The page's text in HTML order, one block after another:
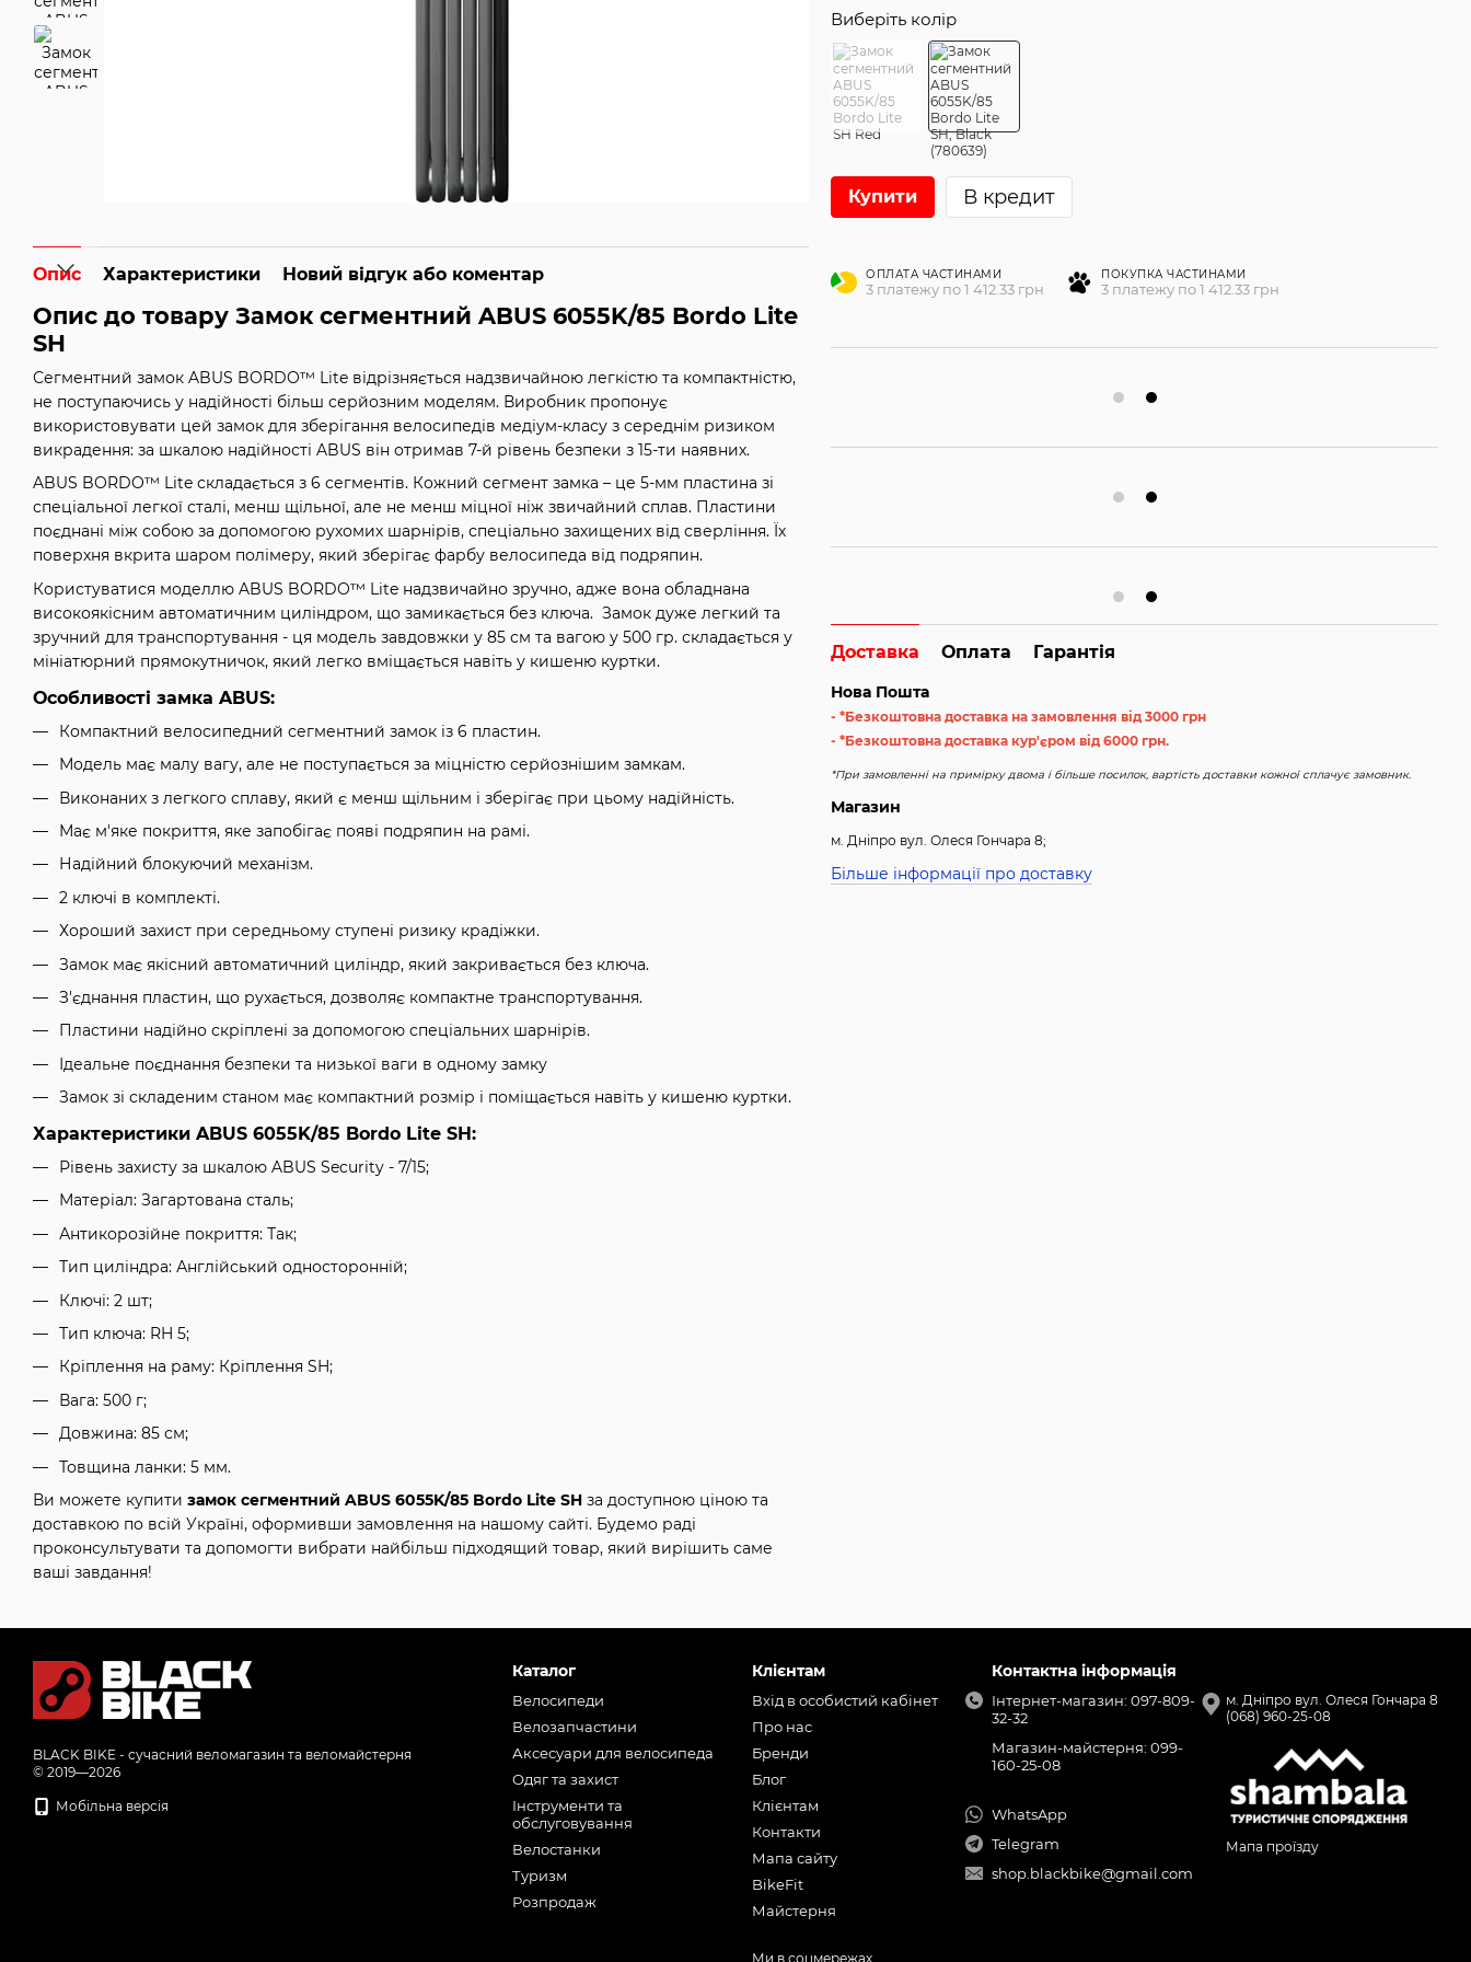
Опис Характеристики Новий відгук або коментар
Опис до товару Замок сегментний ABUS 6055K/85 Bordo Lite
SH
Сегментний замок ABUS BORDO™ Lite відрізняється надзвичайною легкістю та компактністю,
не поступаючись у надійності більш серйозним моделям. Виробник пропонує
використовувати цей замок для зберігання велосипедів медіум-класу з середнім ризиком
викрадення: за шкалою надійності ABUS він отримав 7-й рівень безпеки з 15-ти наявних.
ABUS BORDO™ Lite складається з 6 сегментів. Кожний сегмент замка – це 5-мм пластина зі
спеціальної легкої сталі, менш щільної, але не менш міцної ніж звичайний сплав. Пластини
поєднані між собою за допомогою рухомих шарнірів, спеціально захищених від сверління. Їх
поверхня вкрита шаром полімеру, який зберігає фарбу велосипеда від подряпин.
Користуватися моделлю ABUS BORDO™ Lite надзвичайно зручно, адже вона обладнана
високоякісним автоматичним циліндром, що замикається без ключа. Замок дуже легкий та
зручний для транспортування - ця модель завдовжки у 85 см та вагою у 500 гр. складається у
мініатюрний прямокутничок, який легко вміщається навіть у кишеню куртки.
Особливості замка ABUS:
Компактний велосипедний сегментний замок із 6 пластин.
Модель має малу вагу, але не поступається за міцністю серйознішим замкам.
Виконаних з легкого сплаву, який є менш щільним і зберігає при цьому надійність.
Має м'яке покриття, яке запобігає появі подряпин на рамі.
Надійний блокуючий механізм.
2 ключі в комплекті.
Хороший захист при середньому ступені ризику крадіжки.
Замок має якісний автоматичний циліндр, який закривається без ключа.
З'єднання пластин, що рухається, дозволяє компактне транспортування.
Пластини надійно скріплені за допомогою спеціальних шарнірів.
Ідеальне поєднання безпеки та низької ваги в одному замку
Замок зі складеним станом має компактний розмір і поміщається навіть у кишеню куртки.
Характеристики ABUS 6055K/85 Bordo Lite SH:
Рівень захисту за шкалою ABUS Security - 7/15;
Матеріал: Загартована сталь;
Антикорозійне покриття: Так;
Тип циліндра: Англійський односторонній;
Ключі: 2 шт;
Тип ключа: RH 5;
Кріплення на раму: Кріплення SH;
Вага: 500 г;
Довжина: 85 см;
Товщина ланки: 5 мм.
Ви можете купити замок сегментний ABUS 6055K/85 Bordo Lite SH за доступною ціною та
доставкою по всій Україні, оформивши замовлення на нашому сайті. Будемо раді
проконсультувати та допомогти вибрати найбільш підходящий товар, який вирішить саме
ваші завдання!
Виберіть колір
Купити В кредит
ОПЛАТА ЧАСТИНАМИ
3 платежу по 1 412.33 грн
ПОКУПКА ЧАСТИНАМИ
3 платежу по 1 412.33 грн
Доставка Оплата Гарантія
Нова Пошта
- *Безкоштовна доставка на замовлення від 3000 грн
- *Безкоштовна доставка кур'єром від 6000 грн.
*При замовленні на примірку двома і більше посилок, вартість доставки кожної сплачує замовник.
Магазин
м. Дніпро вул. Олеся Гончара 8;
Більше інформації про доставку
BLACK BIKE - сучасний веломагазин та веломайстерня
© 2019—2026
Мобільна версія
Каталог
Велосипеди
Велозапчастини
Аксесуари для велосипеда
Одяг та захист
Інструменти та
обслуговування
Велостанки
Туризм
Розпродаж
Клієнтам
Вхід в особистий кабінет
Про нас
Бренди
Блог
Клієнтам
Контакти
Мапа сайту
BikeFit
Майстерня
Ми в соцмережах
Контактна інформація
Інтернет-магазин: 097-809-
32-32
Магазин-майстерня: 099-
160-25-08
WhatsApp
Telegram
shop.blackbike@gmail.com
м. Дніпро вул. Олеся Гончара 8
(068) 960-25-08
Мапа проїзду